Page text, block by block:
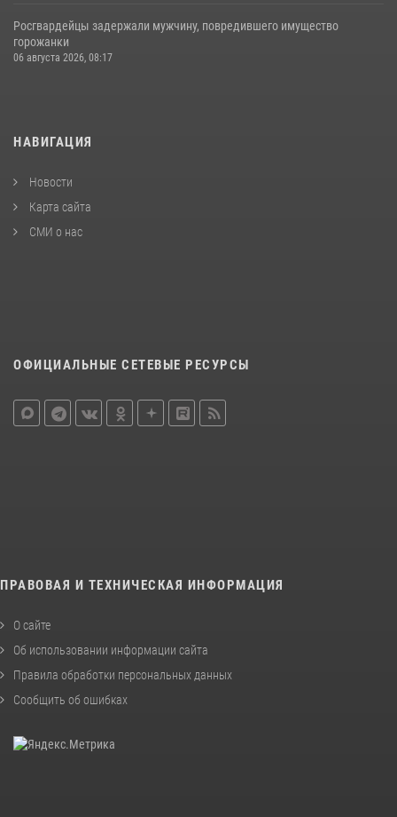
Росгвардейцы задержали мужчину, повредившего имущество
горожанки
06 августа 2026, 08:17
НАВИГАЦИЯ
Новости
Карта сайта
СМИ о нас
ОФИЦИАЛЬНЫЕ СЕТЕВЫЕ РЕСУРСЫ
ПРАВОВАЯ И ТЕХНИЧЕСКАЯ ИНФОРМАЦИЯ
О сайте
Об использовании информации сайта
Правила обработки персональных данных
Сообщить об ошибках